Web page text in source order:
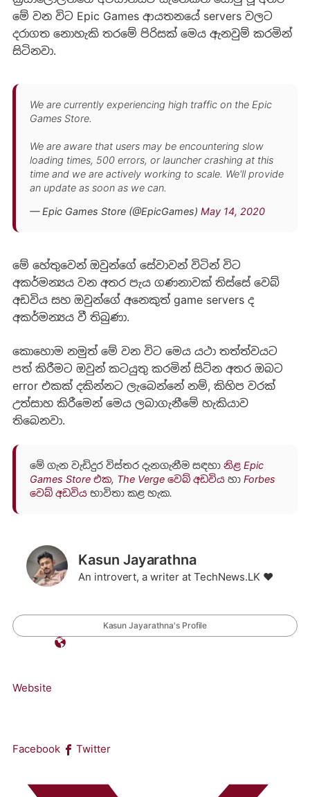
මේ වන විට Epic Games ආයතනයේ servers වලට
දරාගත නොහැකි තරමේ පිරිසක් මෙය ඇනවුම් කරමින්
සිටිනවා.
We are currently experiencing high traffic on the Epic
Games Store.
We are aware that users may be encountering slow
loading times, 500 errors, or launcher crashing at this
time and we are actively working to scale. We'll provide
an update as soon as we can.
— Epic Games Store (@EpicGames) May 14, 2020
මේ හේතුවෙන් ඔවුන්ගේ සේවාවන් විටින් විට
අකර්මන්‍යය වන අතර පැය ගණනාවක් තිස්සේ වෙබ්
අඩවිය සහ ඔවුන්ගේ අනෙකුත් game servers ද
අකර්මන්‍යය වී තිබුණා.
කොහොම නමුත් මේ වන විට මෙය යථා තත්ත්වයට
පත් කිරීමට ඔවුන් කටයුතු කරමින් සිටින අතර ඔබට
error එකක් දකින්නට ලැබෙන්නේ නම්, කිහිප වරක්
උත්සාහ කිරීමෙන් මෙය ලබාගැනීමේ හැකියාව
තිබෙනවා.
මේ ගැන වැඩිදුර විස්තර දැනගැනීම සඳහා නිළ Epic
Games Store එක, The Verge වෙබ් අඩවියහා Forbes
වෙබ් අඩවියභාවිතා කළ හැක.
Kasun Jayarathna
An introvert, a writer at TechNews.LK ❤️
Kasun Jayarathna's Profile
Website
Facebook Twitter